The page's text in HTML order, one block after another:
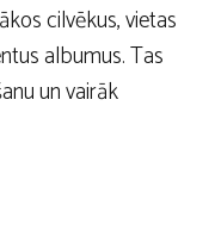
cilvēkus, vietas
albumus. Tas
un vairāk